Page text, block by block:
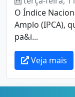
O Índice
Amplo (IPCA),
pa&i...
Veja mais